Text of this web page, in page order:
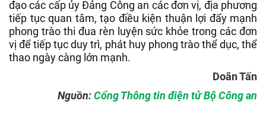
đạo các cấp ủy Đảng Công an các đơn vị, địa phương
tiếp tục quan tâm, tạo điều kiện thuận lợi đẩy mạnh
phong trào thi đua rèn luyện sức khỏe trong các đơn
vị để tiếp tục duy trì, phát huy phong trào thể dục, thể
thao ngày càng lớn mạnh.
Doãn Tấn
Nguồn:Cổng Thông tin điện tử Bộ Công an